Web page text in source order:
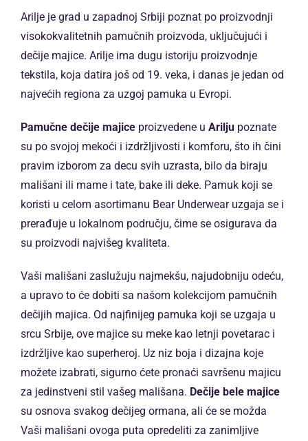
Arilje je grad u zapadnoj Srbiji poznat po proizvodnji
visokokvalitetnih pamučnih proizvoda, uključujući i
dečije majice. Arilje ima dugu istoriju proizvodnje
tekstila, koja datira još od 19. veka, i danas je jedan od
najvećih regiona za uzgoj pamuka u Evropi.
Pamučne dečije majiceproizvedene u Ariljupoznate
su po svojoj mekoći i izdržljivosti i komforu, što ih čini
pravim izborom za decu svih uzrasta, bilo da biraju
mališani ili mame i tate, bake ili deke. Pamuk koji se
koristi u celom asortimanu Bear Underwear uzgaja se i
prerađuje u lokalnom području, čime se osigurava da
su proizvodi najvišeg kvaliteta.
Vaši mališani zaslužuju najmekšu, najudobniju odeću,
a upravo to će dobiti sa našom kolekcijom pamučnih
dečijih majica. Od najfinijeg pamuka koji se uzgaja u
srcu Srbije, ove majice su meke kao letnji povetarac i
izdržljive kao superheroj. Uz niz boja i dizajna koje
možete izabrati, sigurno ćete pronaći savršenu majicu
za jedinstveni stil vašeg mališana. Dečije bele majice
su osnova svakog dečijeg ormana, ali će se možda
Vaši mališani ovoga puta opredeliti za zanimljive